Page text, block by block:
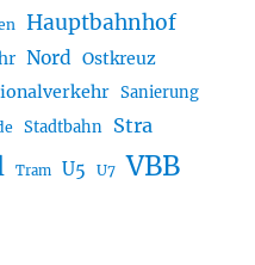
Hauptbahnhof
Nord Ostkreuz
Sanierung
Stadtbahn Stra
Tram U5 U7 VBB